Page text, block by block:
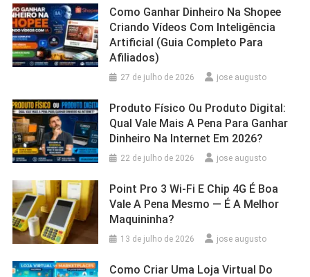
Como Ganhar Dinheiro Na Shopee
Criando Vídeos Com Inteligência
Artificial (Guia Completo Para
Afiliados)
27 de julho de 2026 jose augusto
Produto Físico Ou Produto Digital:
Qual Vale Mais A Pena Para Ganhar
Dinheiro Na Internet Em 2026?
22 de julho de 2026 jose augusto
Point Pro 3 Wi‑Fi E Chip 4G É Boa
Vale A Pena Mesmo — É A Melhor
Maquininha?
13 de julho de 2026 jose augusto
Como Criar Uma Loja Virtual Do